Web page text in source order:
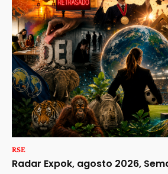
RSE
Radar Expok, agosto 2026,